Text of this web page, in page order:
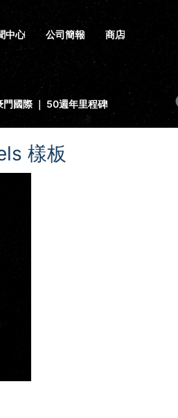
中心 公司簡報 商店
門國際 ｜ 50週年里程碑
樣板